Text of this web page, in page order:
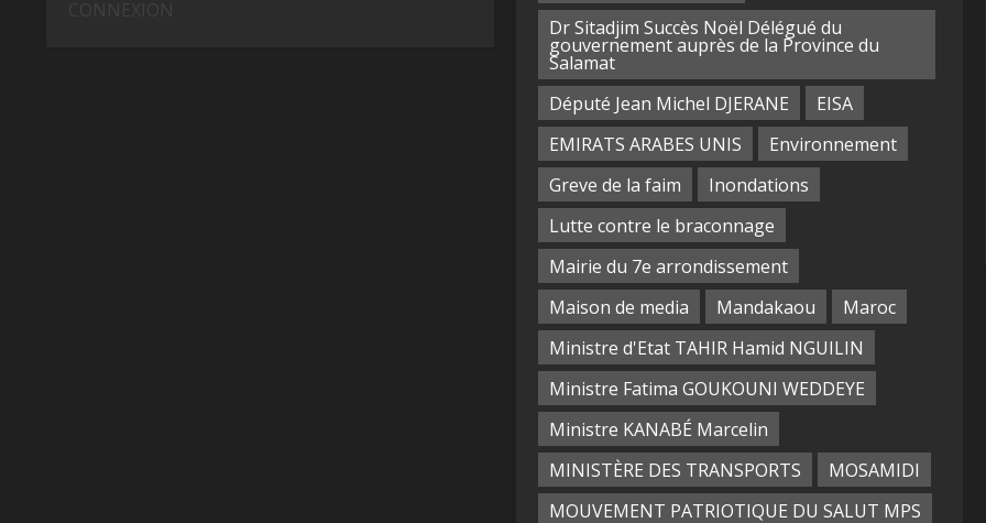
Dr Sitadjim Succès Noël Délégué du
gouvernement auprès de la Province du
Salamat
Député Jean Michel DJERANE
EISA
EMIRATS ARABES UNIS
Environnement
Greve de la faim
Inondations
Lutte contre le braconnage
Mairie du 7e arrondissement
Maison de media
Mandakaou
Maroc
Ministre d'Etat TAHIR Hamid NGUILIN
Ministre Fatima GOUKOUNI WEDDEYE
Ministre KANABÉ Marcelin
MINISTÈRE DES TRANSPORTS
MOSAMIDI
MOUVEMENT PATRIOTIQUE DU SALUT MPS